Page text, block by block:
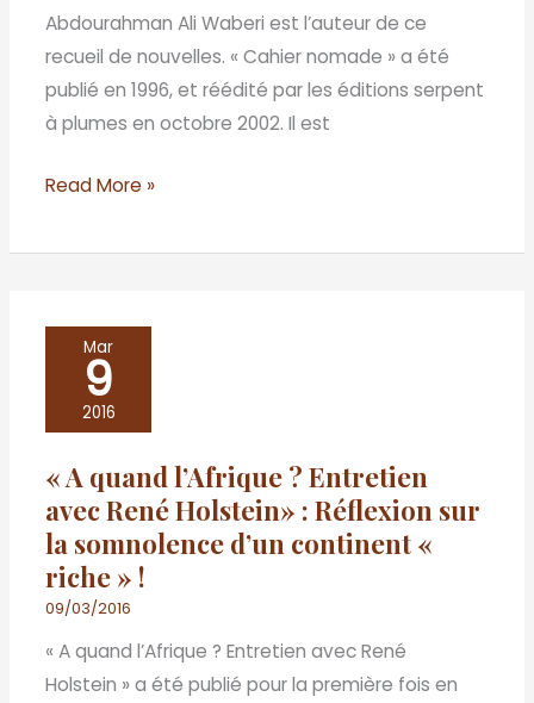
Abdourahman Ali Waberi est l’auteur de ce
recueil de nouvelles. « Cahier nomade » a été
publié en 1996, et réédité par les éditions serpent
à plumes en octobre 2002. Il est
Djibouti
!
Read More »
Mar
9
2016
« A quand l’Afrique ? Entretien
avec René Holstein» : Réflexion sur
la somnolence d’un continent «
riche » !
09/03/2016
« A quand l’Afrique ? Entretien avec René
Holstein » a été publié pour la première fois en
quand
?
Entretien
avec
René
Holstein»
Réflexion